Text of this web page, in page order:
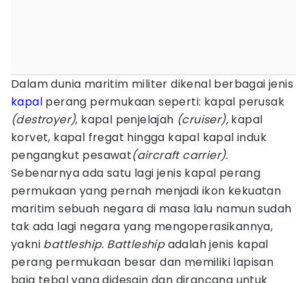
Dalam dunia maritim militer dikenal berbagai jenis
kapal perang permukaan seperti: kapal perusak
(destroyer), kapal penjelajah (cruiser), kapal
korvet, kapal fregat hingga kapal kapal induk
pengangkut pesawat(aircraft carrier).
Sebenarnya ada satu lagi jenis kapal perang
permukaan yang pernah menjadi ikon kekuatan
maritim sebuah negara di masa lalu namun sudah
tak ada lagi negara yang mengoperasikannya,
yakni battleship. Battleshipadalah jenis kapal
perang permukaan besar dan memiliki lapisan